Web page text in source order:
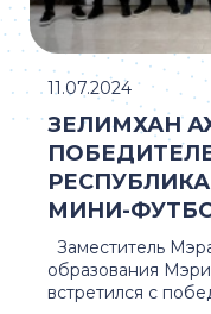
Заместитель
образования
встретился с
ЗЕЛИМХАН
МИНИ-
11.07.2024